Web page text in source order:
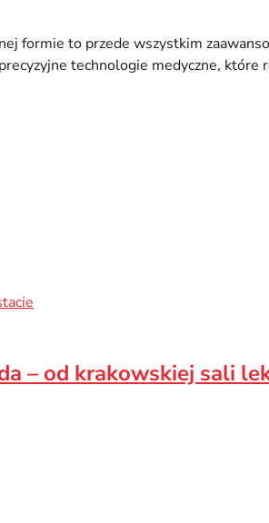
formie to przede wszystkim
technologie medyczne, które
– od krakowskiej sali